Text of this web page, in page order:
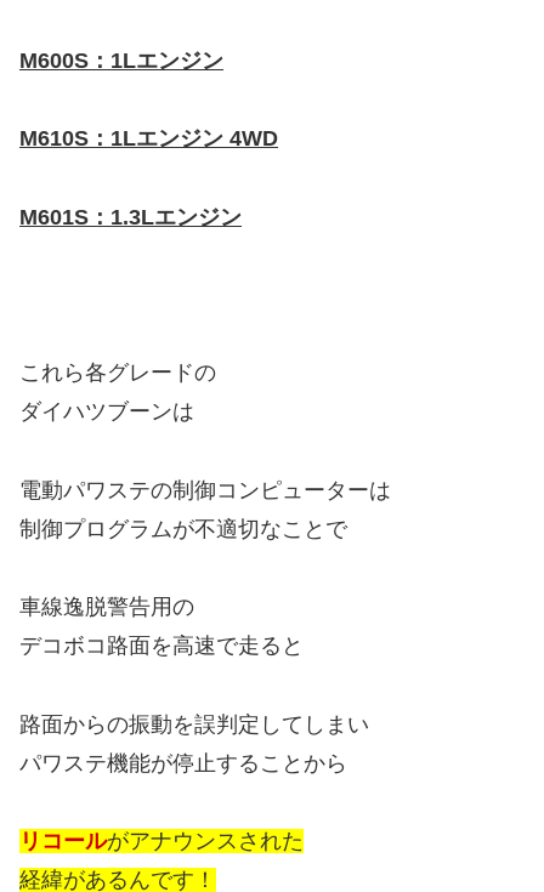
M600S：1Lエンジン
M610S：1Lエンジン 4WD
M601S：1.3Lエンジン
これら各グレードの
ダイハツブーンは
電動パワステの制御コンピューターは
制御プログラムが不適切なことで
車線逸脱警告用の
デコボコ路面を高速で走ると
路面からの振動を誤判定してしまい
パワステ機能が停止することから
リコールがアナウンスされた
経緯があるんです！